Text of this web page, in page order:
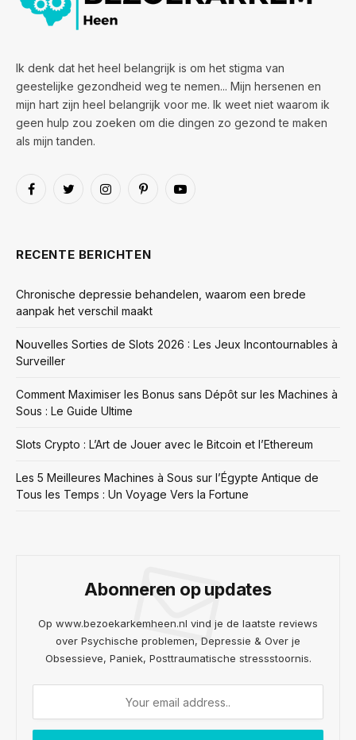
Ik denk dat het heel belangrijk is om het stigma van
geestelijke gezondheid weg te nemen... Mijn hersenen en
mijn hart zijn heel belangrijk voor me. Ik weet niet waarom ik
geen hulp zou zoeken om die dingen zo gezond te maken
als mijn tanden.
FacebookTwitterInstagramPinterestYouTube
RECENTE BERICHTEN
Chronische depressie behandelen, waarom een brede
aanpak het verschil maakt
Nouvelles Sorties de Slots 2026 : Les Jeux Incontournables à
Surveiller
Comment Maximiser les Bonus sans Dépôt sur les Machines à
Sous : Le Guide Ultime
Slots Crypto : L’Art de Jouer avec le Bitcoin et l’Ethereum
Les 5 Meilleures Machines à Sous sur l’Égypte Antique de
Tous les Temps : Un Voyage Vers la Fortune
Abonneren op updates
Op www.bezoekarkemheen.nl vind je de laatste reviews
over Psychische problemen, Depressie & Over je
Obsessieve, Paniek, Posttraumatische stressstoornis.